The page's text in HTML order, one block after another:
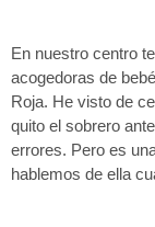
En nuestro centro
acogedoras de
Roja. He visto de
quito el sobrero
errores. Pero es
hablemos de ella